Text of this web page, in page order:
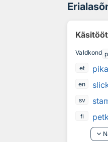
Valdkond
et
en
sv
fi
keyboard_arrow_down